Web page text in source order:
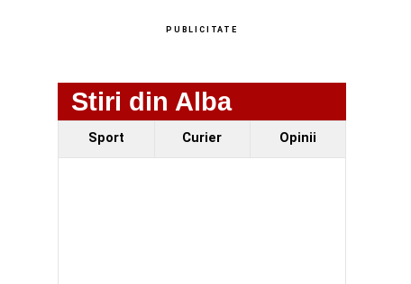
PUBLICITATE
Stiri din Alba
Sport Curier Opinii